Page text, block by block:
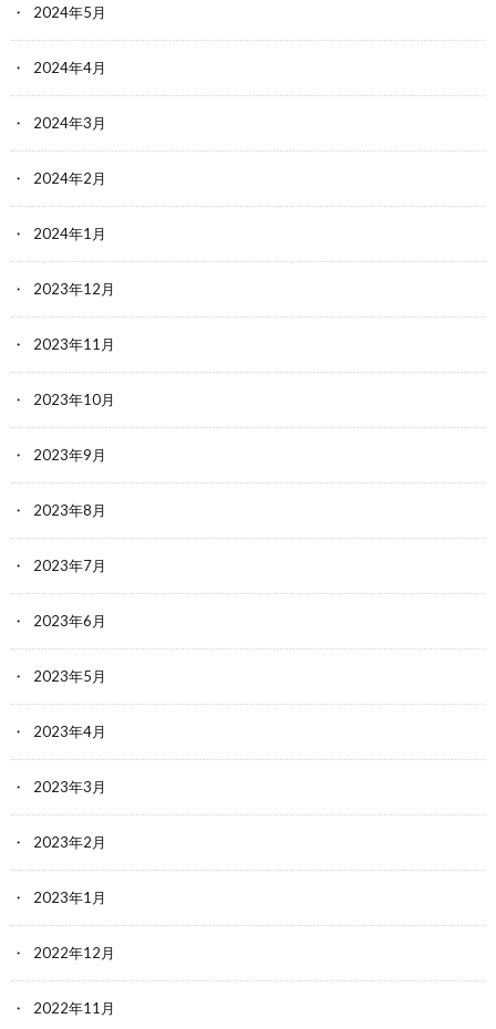
2024年5月
2024年4月
2024年3月
2024年2月
2024年1月
2023年12月
2023年11月
2023年10月
2023年9月
2023年8月
2023年7月
2023年6月
2023年5月
2023年4月
2023年3月
2023年2月
2023年1月
2022年12月
2022年11月